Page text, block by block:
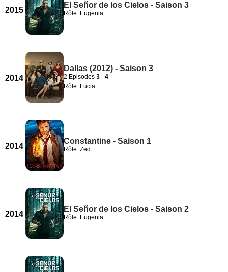
2015
El Señor de los Cielos - Saison 3
Rôle: Eugenia
2014
Dallas (2012) - Saison 3
2 Episodes 3 - 4
Rôle: Lucia
2014
Constantine - Saison 1
Rôle: Zed
2014
El Señor de los Cielos - Saison 2
Rôle: Eugenia